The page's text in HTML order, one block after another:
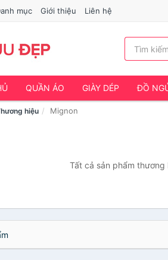
mục Giới thiệu Liên hệ
QUẦN ÁO GIÀY DÉP ĐỒ
hiệu Mignon
Tất cả sản phẩm thương